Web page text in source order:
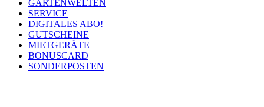
GARTENWELTEN
SERVICE
DIGITALES ABO!
GUTSCHEINE
MIETGERÄTE
BONUSCARD
SONDERPOSTEN